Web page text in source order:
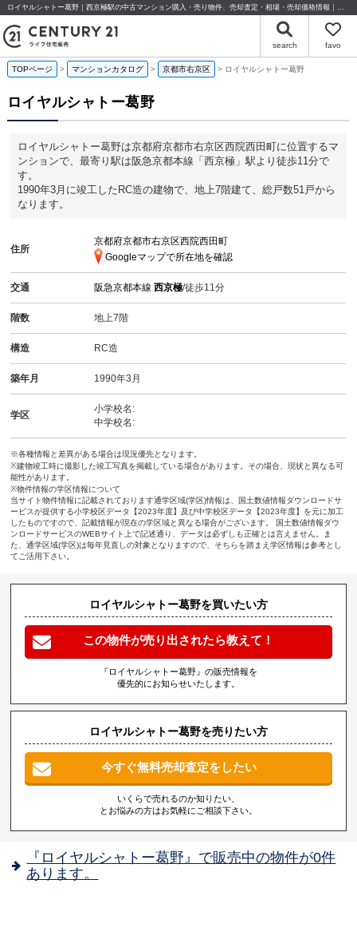
ロイヤルシャトー葛野｜西京極駅の中古マンション購入・売り物件、売却査定・相場・売却価格情報｜京都府京都市右京区西院西田町のマンション情報｜センチュリー21ライフ住宅販売
search favo
TOPページ マンションカタログ 京都市右京区 ロイヤルシャトー葛野
ロイヤルシャトー葛野
ロイヤルシャトー葛野は京都府京都市右京区西院西田町に位置するマ
ンションで、最寄り駅は阪急京都本線「西京極」駅より徒歩11分で
す。
1990年3月に竣工したRC造の建物で、地上7階建て、総戸数51戸から
なります。
住所
京都府京都市右京区西院西田町
Googleマップで所在地を確認
交通 阪急京都本線西京極/徒歩11分
階数 地上7階
構造 RC造
築年月 1990年3月
学区
小学校名:
中学校名:
※各種情報と差異がある場合は現況優先となります。
※建物竣工時に撮影した竣工写真を掲載している場合があります。その場合、現状と異なる可
能性があります。
※物件情報の学区情報について
当サイト物件情報に記載されております通学区域(学区)情報は、国土数値情報ダウンロードサ
ービスが提供する小学校区データ【2023年度】及び中学校区データ【2023年度】を元に加工
したものですので、記載情報が現在の学区域と異なる場合がございます。 国土数値情報ダウ
ンロードサービスのWEBサイト上で記述通り、データは必ずしも正確とは言えません。ま
た、通学区域(学区)は毎年見直しの対象となりますので、そちらを踏まえ学区情報は参考とし
てご活用下さい。
ロイヤルシャトー葛野を買いたい方
この物件が売り出されたら教えて！
『ロイヤルシャトー葛野』の販売情報を
優先的にお知らせいたします。
ロイヤルシャトー葛野を売りたい方
今すぐ無料売却査定をしたい
いくらで売れるのか知りたい、
とお悩みの方はお気軽にご相談下さい。
『ロイヤルシャトー葛野』で販売中の物件が0件
あります。